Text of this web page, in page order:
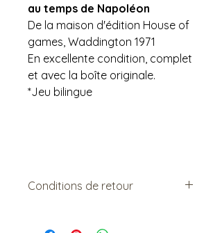
au temps de Napoléon
De la maison d'édition House of
games, Waddington 1971
En excellente condition, complet
et avec la boîte originale.
*Jeu bilingue
Conditions de retour
Non remboursable. Non-